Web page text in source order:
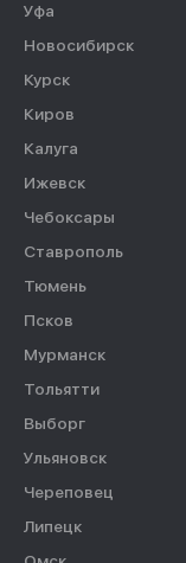
Уфа
Новосибирск
Курск
Киров
Калуга
Ижевск
Чебоксары
Ставрополь
Тюмень
Псков
Мурманск
Тольятти
Выборг
Ульяновск
Череповец
Липецк